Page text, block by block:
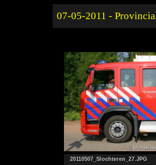
07-05-2011 -
20110507_Slochteren_27.JPG